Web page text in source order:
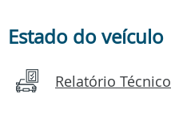
Estado do veículo
Relatório Técnico